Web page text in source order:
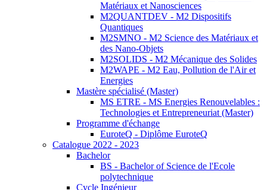
Matériaux et Nanosciences
M2QUANTDEV - M2 Dispositifs
Quantiques
M2SMNO - M2 Science des Matériaux et
des Nano-Objets
M2SOLIDS - M2 Mécanique des Solides
M2WAPE - M2 Eau, Pollution de l'Air et
Energies
Mastère spécialisé (Master)
MS ETRE - MS Energies Renouvelables :
Technologies et Entrepreneuriat (Master)
Programme d'échange
EuroteQ - Diplôme EuroteQ
Catalogue 2022 - 2023
Bachelor
BS - Bachelor of Science de l'Ecole
polytechnique
Cycle Ingénieur